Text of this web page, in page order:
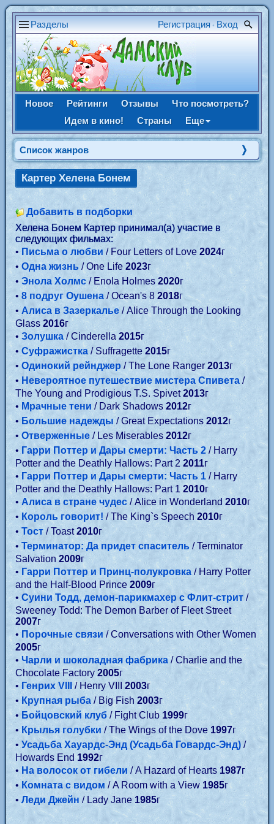
Разделы Регистрация • Вход
Новое Рейтинги Отзывы
Что посмотреть?
Идем в кино!
Страны Еще
Список жанров
Картер Хелена Бонем
Добавить в подборки
Хелена Бонем Картер принимал(а) участие в
следующих фильмах:
• Письма о любви / Four Letters of Love 2024г
• Одна жизнь / One Life 2023г
• Энола Холмс / Enola Holmes 2020г
• 8 подруг Оушена / Ocean's 8 2018г
• Алиса в Зазеркалье / Alice Through the Looking
Glass 2016г
• Золушка / Cinderella 2015г
• Суфражистка/ Suffragette 2015г
• Одинокий рейнджер / The Lone Ranger2013г
• Невероятное путешествие мистера Спивета/
The Young and Prodigious T.S. Spivet2013г
•Мрачные тени / Dark Shadows2012г
• Большие надежды/ Great Expectations 2012г
• Отверженные / Les Miserables 2012г
• Гарри Поттер и Дары смерти: Часть 2 / Harry
Potter and the Deathly Hallows: Part 2 2011г
•Гарри Поттер и Дары смерти: Часть 1 / Harry
Potter and the Deathly Hallows: Part 1 2010г
• Алиса в стране чудес / Alice in Wonderland 2010г
• Король говорит! / The King`s Speech 2010г
• Тост / Toast2010г
•Терминатор: Да придет спаситель / Terminator
Salvation 2009г
• Гарри Поттер и Принц-полукровка / Harry Potter
and the Half-Blood Prince 2009г
•Суини Тодд, демон-парикмахер с Флит-стрит /
Sweeney Todd: The Demon Barber of Fleet Street
2007г
• Порочные связи / Conversations with Other Women
2005г
• Чарли и шоколадная фабрика/ Charlie and the
Chocolate Factory 2005г
• Генрих VIII / Henry VIII 2003г
•Крупная рыба / Big Fish 2003г
• Бойцовский клуб / Fight Club 1999г
• Крылья голубки / The Wings of the Dove1997г
•Усадьба Хауардс-Энд (Усадьба Говардс-Энд) /
Howards End1992г
•На волосок от гибели / A Hazard of Hearts 1987г
• Комната с видом / A Room with a View 1985г
• Леди Джейн / Lady Jane1985г